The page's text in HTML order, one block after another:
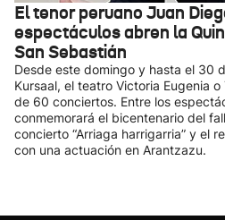
El tenor peruano Juan
espectáculos abren la
San Sebastián
Desde este domingo y hasta el 30
Kursaal, el teatro Victoria Eugenia
de 60 conciertos. Entre los
conmemorará el bicentenario del
concierto “Arriaga harrigarria” y el
con una actuación en Arantzazu.